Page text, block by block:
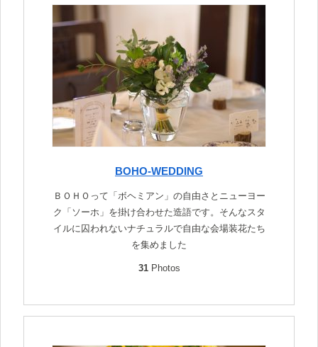
BOHO-WEDDING
ＢＯＨＯって「ボヘミアン」の自由さとニューヨー
ク「ソーホ」を掛け合わせた造語です。そんなスタ
イルに囚われないナチュラルで自由な会場装花たち
を集めました
31Photos